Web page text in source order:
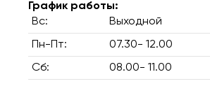
График работы:
Вс:
Выходной
Пн-Пт: 07.30- 12.00
Сб: 08.00- 11.00